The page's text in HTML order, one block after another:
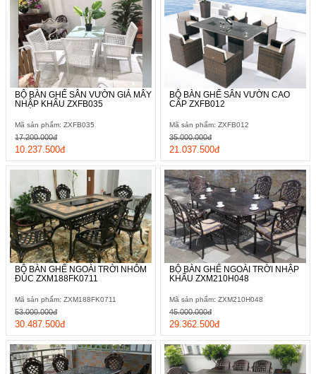
BỘ BÀN GHẾ SÂN VƯỜN GIẢ MÂY
NHẬP KHẨU ZXFB035
Mã sản phẩm: ZXFB035
10.237.500đ
17.200.000đ
BỘ BÀN GHẾ SÂN VƯỜN CAO
CẤP ZXFB012
Mã sản phẩm: ZXFB012
21.037.500đ
35.000.000đ
BỘ BÀN GHẾ NGOÀI TRỜI NHÔM
ĐÚC ZXM188FK0711
Mã sản phẩm: ZXM188FK0711
30.487.500đ
53.000.000đ
BỘ BÀN GHẾ NGOÀI TRỜI NHẬP
KHẨU ZXM210H048
Mã sản phẩm: ZXM210H048
29.362.500đ
45.000.000đ